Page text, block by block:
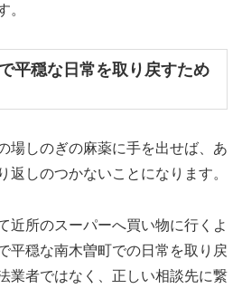
。
平穏な日常を取り戻すため
場しのぎの麻薬に手を出せば、あ
返しのつかないことになります。
近所のスーパーへ買い物に行くよ
平穏な南木曽町での日常を取り戻
業者ではなく、正しい相談先に繋